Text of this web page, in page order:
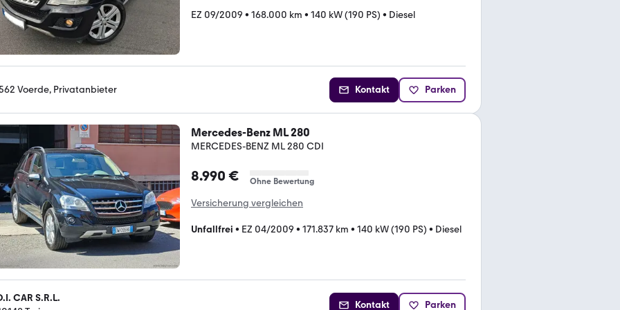
EZ 09/2009 • 168.000 km • 140 kW (190 PS) • Diesel
Voerde, Privatanbieter Kontakt Parken
Mercedes-Benz ML 280
MERCEDES-BENZ ML 280 CDI
8.990 € Ohne Bewertung
Versicherung vergleichen
Unfallfrei • EZ 04/2009 • 171.837 km • 140 kW (190 PS) • Diesel
CAR S.R.L.
Kontakt Parken